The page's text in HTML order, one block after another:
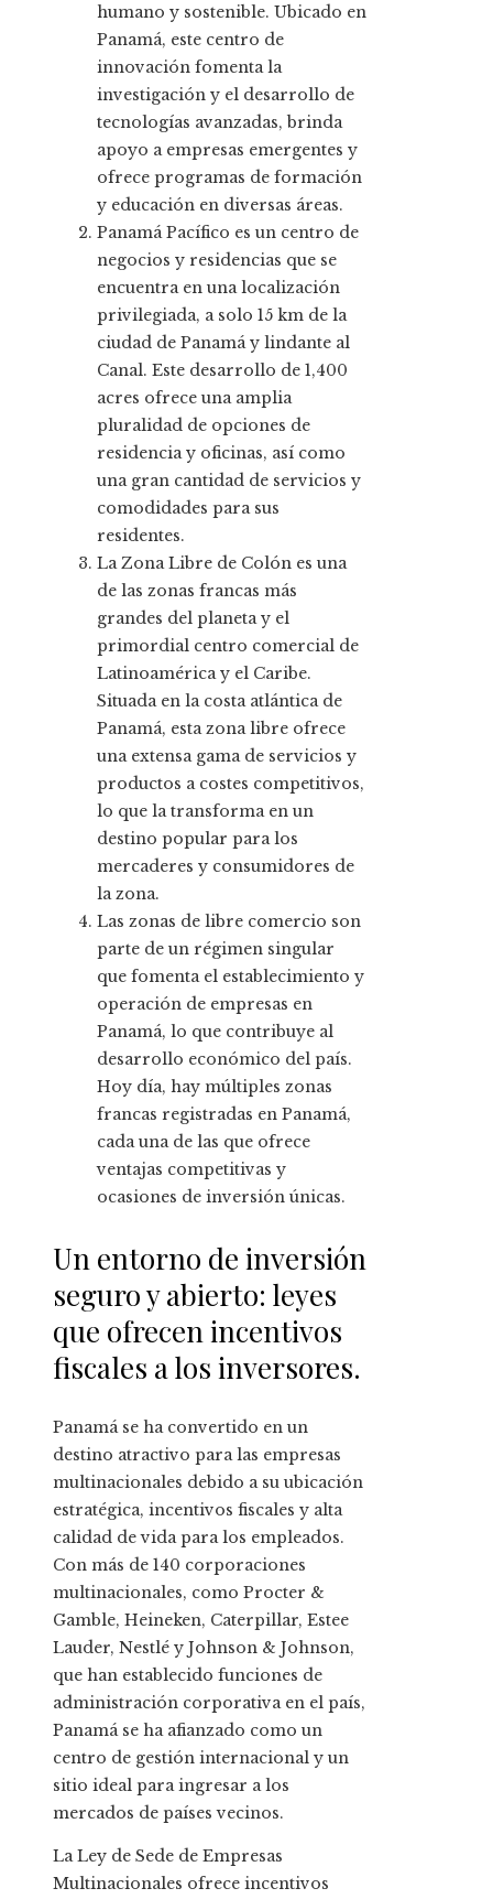
humano y sostenible. Ubicado en
Panamá, este centro de
innovación fomenta la
investigación y el desarrollo de
tecnologías avanzadas, brinda
apoyo a empresas emergentes y
ofrece programas de formación
y educación en diversas áreas.
Panamá Pacífico es un centro de
negocios y residencias que se
encuentra en una localización
privilegiada, a solo 15 km de la
ciudad de Panamá y lindante al
Canal. Este desarrollo de 1,400
acres ofrece una amplia
pluralidad de opciones de
residencia y oficinas, así como
una gran cantidad de servicios y
comodidades para sus
residentes.
La Zona Libre de Colón es una
de las zonas francas más
grandes del planeta y el
primordial centro comercial de
Latinoamérica y el Caribe.
Situada en la costa atlántica de
Panamá, esta zona libre ofrece
una extensa gama de servicios y
productos a costes competitivos,
lo que la transforma en un
destino popular para los
mercaderes y consumidores de
la zona.
Las zonas de libre comercio son
parte de un régimen singular
que fomenta el establecimiento y
operación de empresas en
Panamá, lo que contribuye al
desarrollo económico del país.
Hoy día, hay múltiples zonas
francas registradas en Panamá,
cada una de las que ofrece
ventajas competitivas y
ocasiones de inversión únicas.
Un entorno de inversión
seguro y abierto: leyes
que ofrecen incentivos
fiscales a los inversores.
Panamá se ha convertido en un
destino atractivo para las empresas
multinacionales debido a su ubicación
estratégica, incentivos fiscales y alta
calidad de vida para los empleados.
Con más de 140 corporaciones
multinacionales, como Procter &
Gamble, Heineken, Caterpillar, Estee
Lauder, Nestlé y Johnson & Johnson,
que han establecido funciones de
administración corporativa en el país,
Panamá se ha afianzado como un
centro de gestión internacional y un
sitio ideal para ingresar a los
mercados de países vecinos.
La Ley de Sede de Empresas
Multinacionales ofrece incentivos